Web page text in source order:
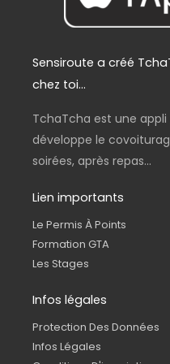
Sensiroute a créé
chez toi...
TchaTcha est une
développe le
soirées, après repas...
Lien importants
Le Permis À Points
Formation GTA
Les Stages
Infos légales
Protection Des Données
Infos Légales